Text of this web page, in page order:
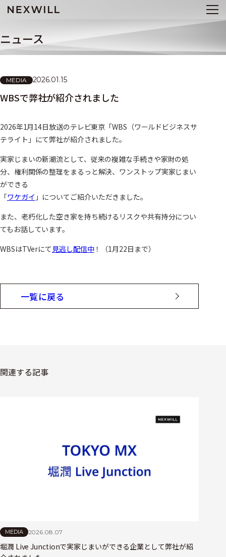
ニュース
MEDIA 2026.01.15
WBSで弊社が紹介されました
2026年1月14日放送のテレビ東京「WBS（ワールドビジネスサ
テライト」にて弊社が紹介されました。
実家じまいの新潮流として、従来の複雑な手続きや家財の処
分、権利関係の整理をまるっと解決、ワンストップ実家じまい
ができる
「ワケガイ 」についてご紹介いただきました。
また、老朽化した空き家を持ち続けるリスクや共有持分につい
てもお話しています。
WBSはTVerにて 見逃し配信中！（1月22日まで）
一覧に戻る
関連する記事
MEDIA 2026.08.07
堀潤 Live Junctionで実家じまいができる企業として弊社が紹